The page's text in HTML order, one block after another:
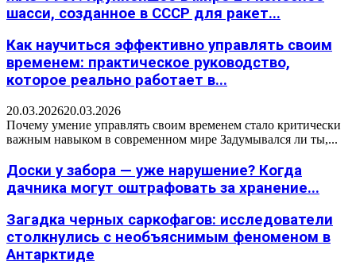
шасси, созданное в СССР для ракет...
Как научиться эффективно управлять своим
временем: практическое руководство,
которое реально работает в...
20.03.202620.03.2026
Почему умение управлять своим временем стало критически
важным навыком в современном мире Задумывался ли ты,...
Доски у забора — уже нарушение? Когда
дачника могут оштрафовать за хранение...
Загадка черных саркофагов: исследователи
столкнулись с необъяснимым феноменом в
Антарктиде